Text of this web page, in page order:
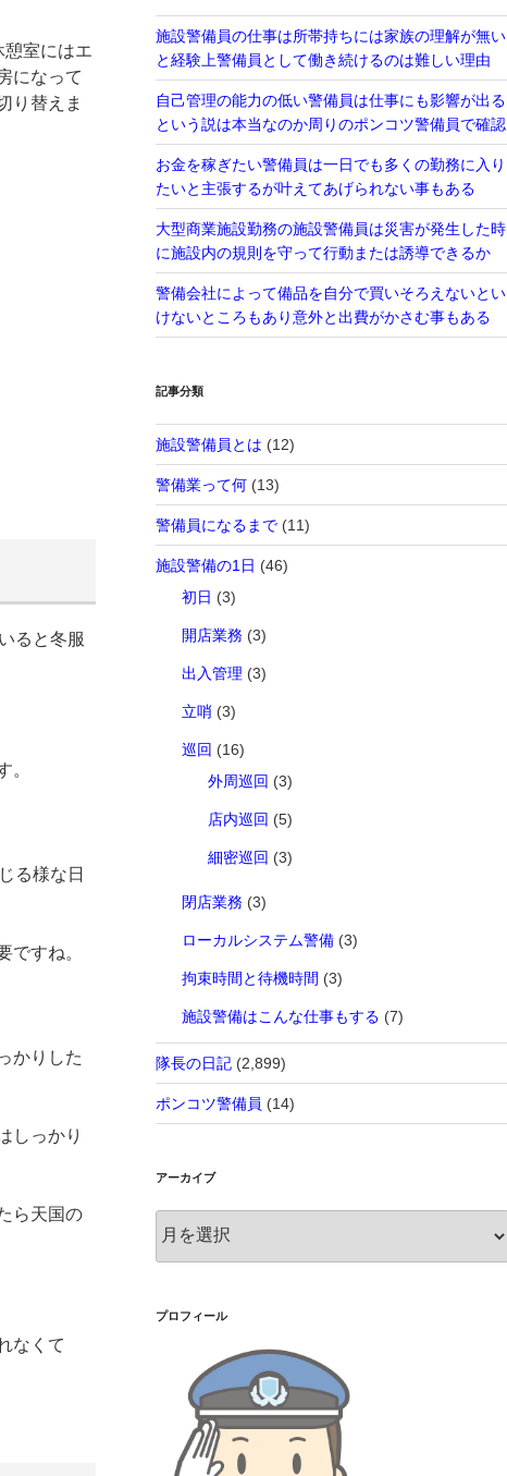
室にはエ
になって
り替えま
ると冬服
。
る様な日
ですね。
かりした
しっかり
ら天国の
なくて
施設警備員の仕事は所帯持ちには家族の理解が無い
と経験上警備員として働き続けるのは難しい理由
自己管理の能力の低い警備員は仕事にも影響が出る
という説は本当なのか周りのポンコツ警備員で確認
お金を稼ぎたい警備員は一日でも多くの勤務に入り
たいと主張するが叶えてあげられない事もある
大型商業施設勤務の施設警備員は災害が発生した時
に施設内の規則を守って行動または誘導できるか
警備会社によって備品を自分で買いそろえないとい
けないところもあり意外と出費がかさむ事もある
記事分類
施設警備員とは (12)
警備業って何(13)
警備員になるまで(11)
施設警備の1日 (46)
初日 (3)
開店業務 (3)
出入管理 (3)
立哨 (3)
巡回 (16)
外周巡回 (3)
店内巡回 (5)
細密巡回 (3)
閉店業務 (3)
ローカルシステム警備(3)
拘束時間と待機時間 (3)
施設警備はこんな仕事もする (7)
隊長の日記(2,899)
ポンコツ警備員 (14)
アーカイブ
ー
ブ
プロフィール